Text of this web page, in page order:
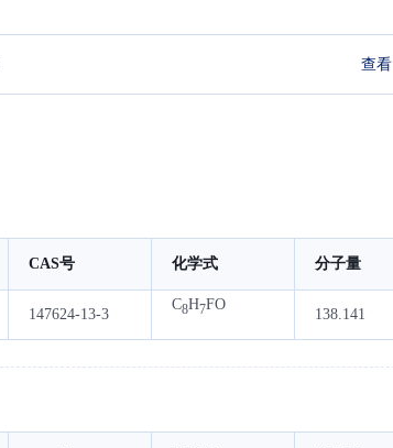
查看
CAS号 化学式 分子量
147624-13-3
C8H7FO
138.141